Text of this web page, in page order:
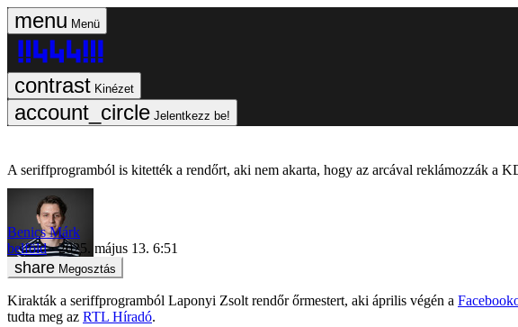
Menü
Kinézet
Jelentkezz be!
A seriffprogramból is kitették a rendőrt, aki nem akarta, hogy az arcával reklámozzák a
Benics Márk
belföld
2025. május 13. 6:51
Megosztás
Kirakták a seriffprogramból Laponyi Zsolt rendőr őrmestert, aki április végén a
tudta meg az RTL Híradó.